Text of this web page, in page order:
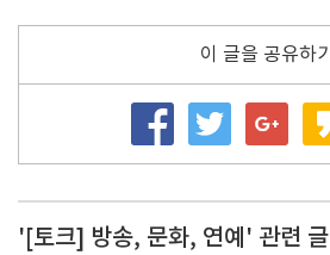
이 글을 공유하기
'[토크] 방송, 문화, 연예' 관련 글